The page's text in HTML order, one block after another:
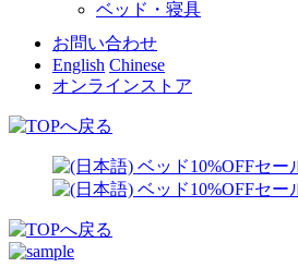
ベッド・寝具
お問い合わせ
English Chinese
オンラインストア